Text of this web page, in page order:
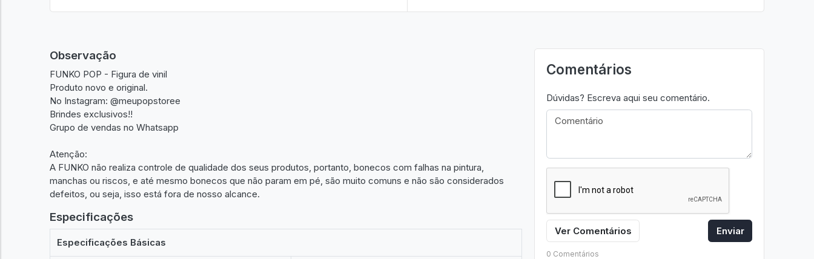
Observação
FUNKO POP - Figura de vinil
Produto novo e original.
No Instagram: @meupopstoree
Brindes exclusivos!!
Grupo de vendas no Whatsapp
Atenção:
A FUNKO não realiza controle de qualidade dos seus produtos, portanto, bonecos com falhas na pintura,
manchas ou riscos, e até mesmo bonecos que não param em pé, são muito comuns e não são considerados
defeitos, ou seja, isso está fora de nosso alcance.
Especificações
Especificações Básicas
Comentários
Dúvidas? Escreva aqui seu comentário.
Ver Comentários Enviar
0 Comentários